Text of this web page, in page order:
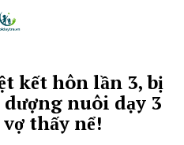
kết hôn lần 3, bị
nuôi dạy 3
thấy nể!